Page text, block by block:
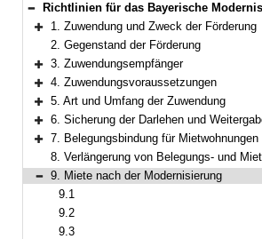
Bereich reduzieren
Richtlinien für das Bayerische
Bereich erweitern
1. Zuwendung und Zweck der Förderung
2. Gegenstand der Förderung
Bereich erweitern
3. Zuwendungsempfänger
Bereich erweitern
4. Zuwendungsvoraussetzungen
Bereich erweitern
5. Art und Umfang der Zuwendung
Bereich erweitern
6. Sicherung der Darlehen und
Bereich erweitern
7. Belegungsbindung für Mietwohnungen
8. Verlängerung von Belegungs- und
Bereich reduzieren
9. Miete nach der Modernisierung
9.1
9.2
9.3